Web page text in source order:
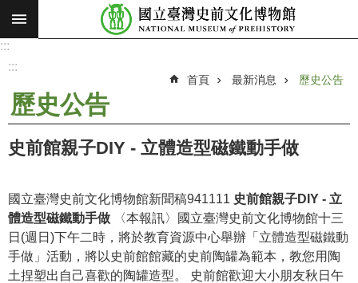
跳到主要內容區塊
搜
願
使
最
新
消
息
:::
:::
首頁 最新消息 歷史公告
歷史公告
史前館親子DIY - 立體造型磁鐵動手做
國立臺灣史前文化博物館新聞稿941111 史前館親子DIY - 立
體造型磁鐵動手做 〈本報訊〉國立臺灣史前文化博物館十三
日(週日)下午二時，將於教育資源中心舉辦「立體造型磁鐵動
手做」活動，將以史前館館藏的史前陶罐為範本，教您用陶
土捏塑出自己喜歡的陶罐造型。 史前館歡迎大小朋友秋日午